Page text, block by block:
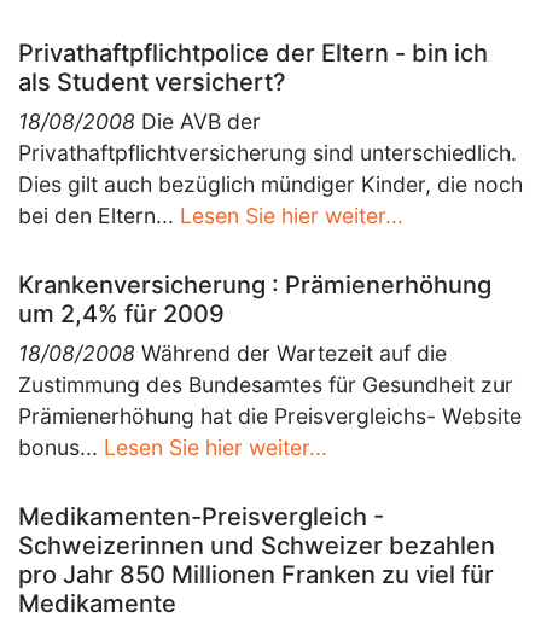
Privathaftpflichtpolice der Eltern - bin ich
als Student versichert?
18/08/2008 Die AVB der
Privathaftpflichtversicherung sind unterschiedlich.
Dies gilt auch bezüglich mündiger Kinder, die noch
bei den Eltern... Lesen Sie hier weiter...
Krankenversicherung : Prämienerhöhung
um 2,4% für 2009
18/08/2008 Während der Wartezeit auf die
Zustimmung des Bundesamtes für Gesundheit zur
Prämienerhöhung hat die Preisvergleichs- Website
bonus... Lesen Sie hier weiter...
Medikamenten-Preisvergleich -
Schweizerinnen und Schweizer bezahlen
pro Jahr 850 Millionen Franken zu viel für
Medikamente